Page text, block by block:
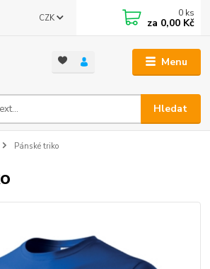
Menu
CZK
Hledat
0 ks
za 0,00 Kč
Pánské triko